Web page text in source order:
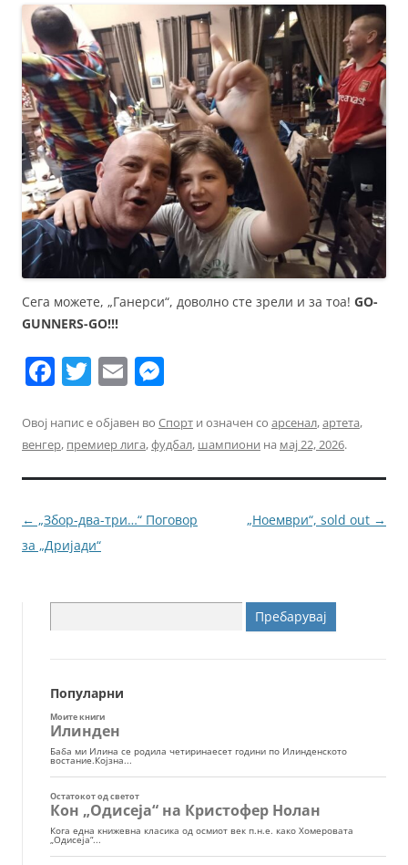
Сега можете, „Ганерси“, доволно сте зрели и за тоа! GO-
GUNNERS-GO!!!
F
c
e
b
o
o
T
itt
er
E
ai
l
ss
e
n
g
Овој напис е објавен во Спорт и означен со арсенал,артета,
венгер, премиер лига,фудбал, шампиони на мај 22, 2026.
Навигација
за
← „Збор-два-три…“ Поговор
за „Дријади“
„Ноември“, sold out →
за:
Популарни